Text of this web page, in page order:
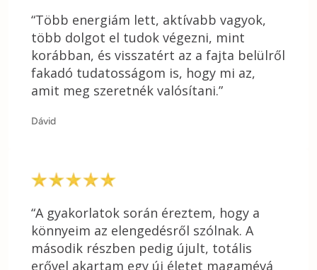
“Több energiám lett, aktívabb vagyok,
több dolgot el tudok végezni, mint
korábban, és visszatért az a fajta belülről
fakadó tudatosságom is, hogy mi az,
amit meg szeretnék valósítani.”
Dávid
“A gyakorlatok során éreztem, hogy a
könnyeim az elengedésről szólnak. A
második részben pedig újult, totális
erővel akartam egy új életet magamévá